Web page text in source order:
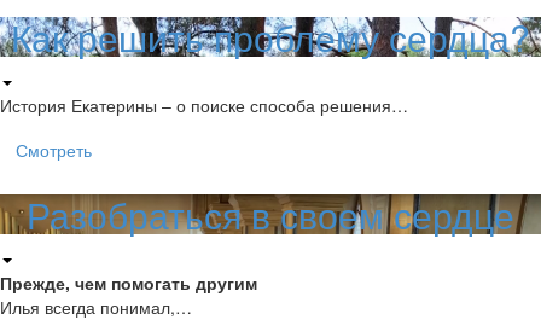
Как решить проблему сердца?
История Екатерины – о поиске способа решения…
Смотреть
Разобраться в своем сердце
Прежде, чем помогать другим
Илья всегда понимал,…